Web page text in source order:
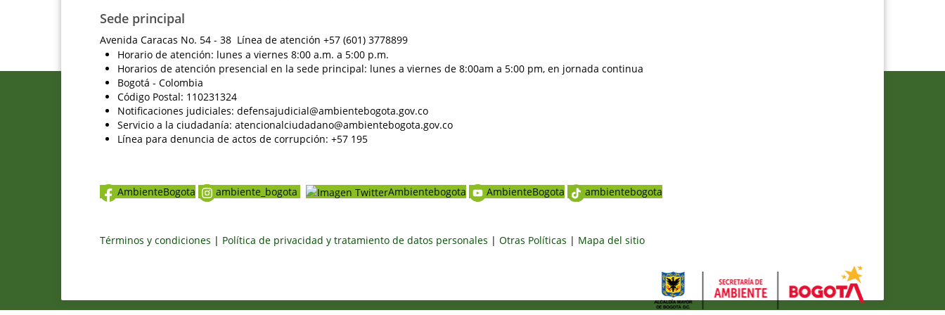
Sede principal
Avenida Caracas No. 54 - 38 Línea de atención +57 (601) 3778899
Horario de atención: lunes a viernes 8:00 a.m. a 5:00 p.m.
Horarios de atención presencial en la sede principal: lunes a viernes de 8:00am a 5:00 pm, en jornada continua
Bogotá - Colombia
Código Postal: 110231324
Notificaciones judiciales: defensajudicial@ambientebogota.gov.co
Servicio a la ciudadanía: atencionalciudadano@ambientebogota.gov.co
Línea para denuncia de actos de corrupción: +57 195
AmbienteBogota ambiente_bogota Ambientebogota AmbienteBogota ambientebogota
Términos y condiciones | Política de privacidad y tratamiento de datos personales | Otras Políticas | Mapa del sitio